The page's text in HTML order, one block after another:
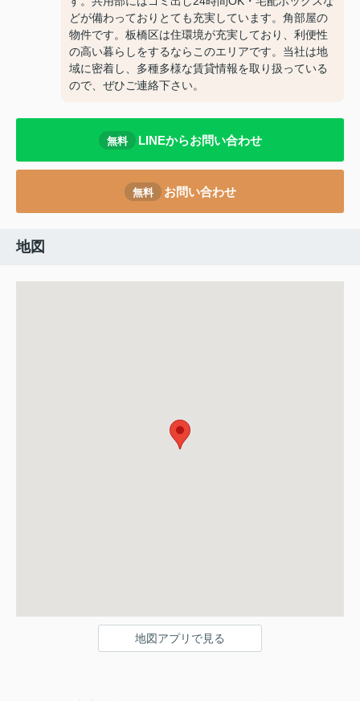
どが備わっておりとても充実しています。角部屋の
物件です。板橋区は住環境が充実しており、利便性
の高い暮らしをするならこのエリアです。当社は地
域に密着し、多種多様な賃貸情報を取り扱っている
ので、ぜひご連絡下さい。
無料 LINEからお問い合わせ
無料 お問い合わせ
地図
地図アプリで見る